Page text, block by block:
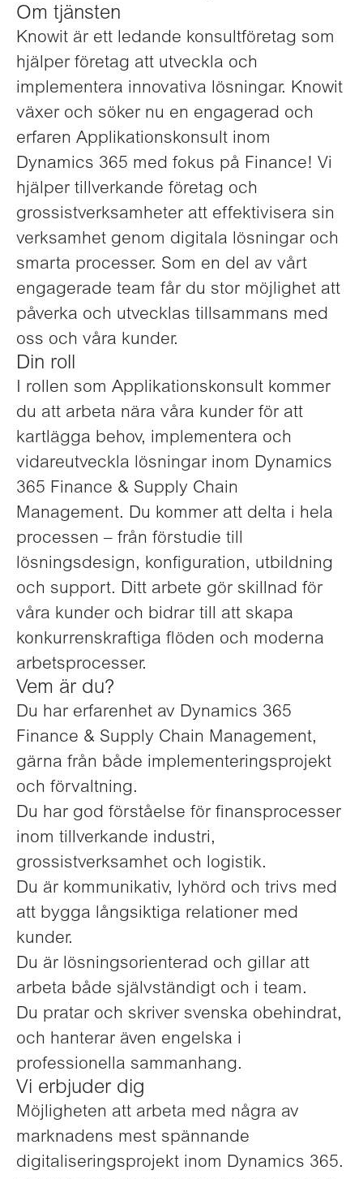
Om tjänsten
Knowit är ett ledande konsultföretag som
hjälper företag att utveckla och
implementera innovativa lösningar. Knowit
växer och söker nu en engagerad och
erfaren Applikationskonsult inom
Dynamics 365 med fokus på Finance! Vi
hjälper tillverkande företag och
grossistverksamheter att effektivisera sin
verksamhet genom digitala lösningar och
smarta processer. Som en del av vårt
engagerade team får du stor möjlighet att
påverka och utvecklas tillsammans med
oss och våra kunder.
Din roll
I rollen som Applikationskonsult kommer
du att arbeta nära våra kunder för att
kartlägga behov, implementera och
vidareutveckla lösningar inom Dynamics
365 Finance & Supply Chain
Management. Du kommer att delta i hela
processen – från förstudie till
lösningsdesign, konfiguration, utbildning
och support. Ditt arbete gör skillnad för
våra kunder och bidrar till att skapa
konkurrenskraftiga flöden och moderna
arbetsprocesser.
Vem är du?
Du har erfarenhet av Dynamics 365
Finance & Supply Chain Management,
gärna från både implementeringsprojekt
och förvaltning.
Du har god förståelse för finansprocesser
inom tillverkande industri,
grossistverksamhet och logistik.
Du är kommunikativ, lyhörd och trivs med
att bygga långsiktiga relationer med
kunder.
Du är lösningsorienterad och gillar att
arbeta både självständigt och i team.
Du pratar och skriver svenska obehindrat,
och hanterar även engelska i
professionella sammanhang.
Vi erbjuder dig
Möjligheten att arbeta med några av
marknadens mest spännande
digitaliseringsprojekt inom Dynamics 365.